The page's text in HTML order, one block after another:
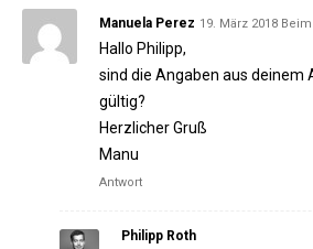
Manuela Perez 19. März 2018 Beim
Hallo Philipp,
sind die Angaben aus deinem
gültig?
Herzlicher Gruß
Manu
Antwort
Philipp Roth